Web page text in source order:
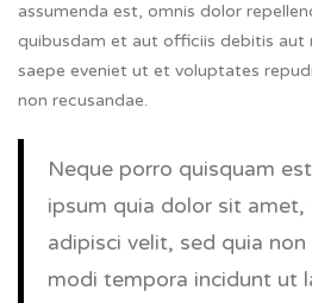
assumenda est, omnis dolor
quibusdam et aut officiis debitis aut
saepe eveniet ut et voluptates
non recusandae.
Neque porro quisquam
ipsum quia dolor sit amet,
adipisci velit, sed quia
modi tempora incidunt ut